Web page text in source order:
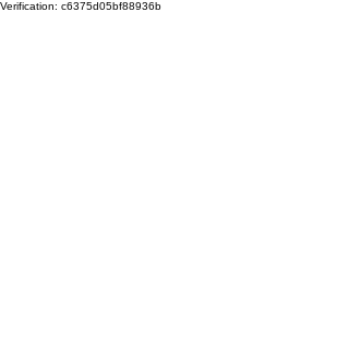
Verification: c6375d05bf88936b